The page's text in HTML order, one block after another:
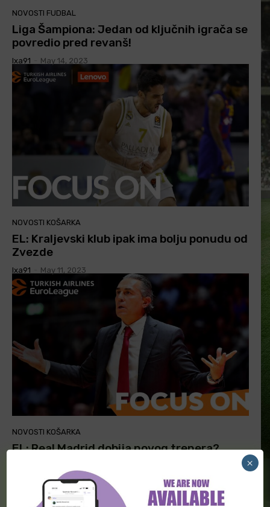
NOVOSTI FUDBAL
Liga Šampiona: Jedan od ključnih igrača se
povredio pred revanš!
Ixa91 May 14, 2023
NOVOSTI KOŠARKA
EL: Kraljevski klub ipak ima bolju ponudu od
Zvezde
Ixa91 May 11, 2023
NOVOSTI KOŠARKA
EL: Real Madrid dobija novog trenera?
×